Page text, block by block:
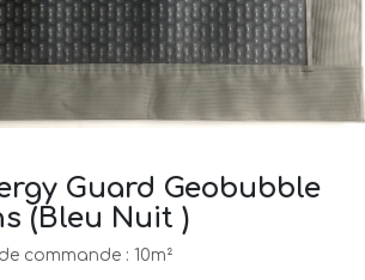
Guard Geobubble
(Bleu Nuit )
commande : 10m²